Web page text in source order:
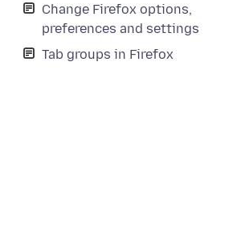
Change Firefox options,
preferences and settings
Tab groups in Firefox